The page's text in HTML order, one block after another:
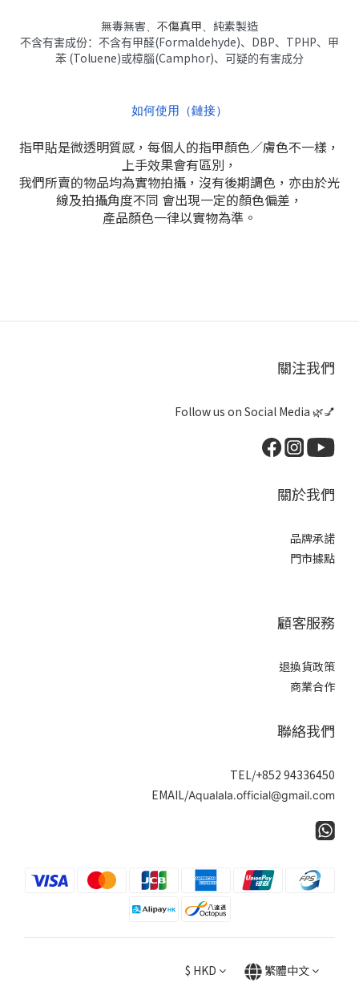
無毒無害、 不傷真甲、 純素製造
不含有害成份：不含有甲醛(Formaldehyde)、 DBP、 TPHP、甲
苯 (Toluene)或樟腦(Camphor)、可疑的有害成分
如何使用（鏈接）
指甲貼是微透明質感，每個人的指甲顏色／膚色不一樣，
上手效果會有區別，
我們所賣的物品均為實物拍攝，沒有後期調色，亦由於光
線及拍攝角度不同 會出現一定的顏色偏差，
產品顏色一律以實物為準。
關注我們
Follow us on Social Media 🌿💅
關於我們
品牌承諾
門市據點
顧客服務
退換貨政策
商業合作
聯絡我們
TEL/+852 94336450
EMAIL/Aqualala.official@gmail.com
$ HKD 繁體中文